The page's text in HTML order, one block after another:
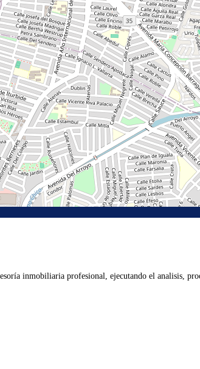
inmobiliaria profesional, ejecutando el analisis,